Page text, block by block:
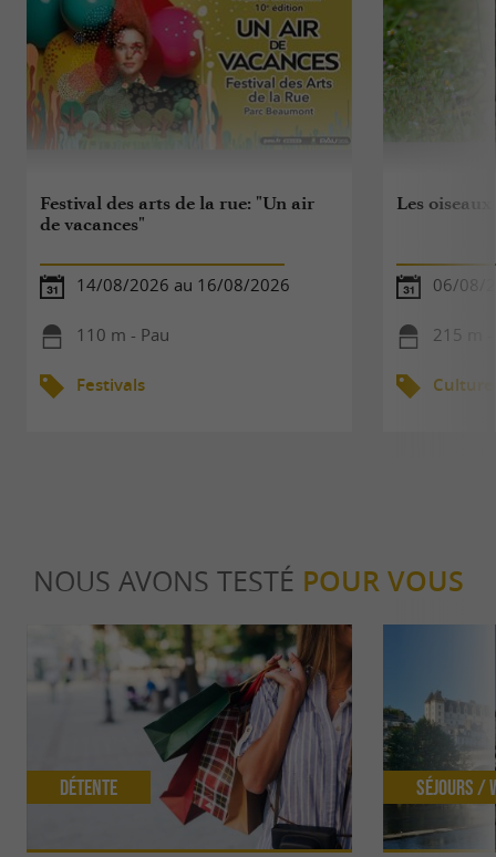
Festival des arts de la rue: "Un air
de vacances"
14/08/2026 au 16/08/2026
110 m - Pau
Festivals
Les
06/08/
215 m -
Culture
NOUS AVONS TESTÉ POUR VOUS
Détente Séjours /